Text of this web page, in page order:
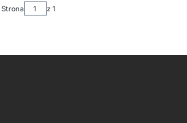
Strona z 1